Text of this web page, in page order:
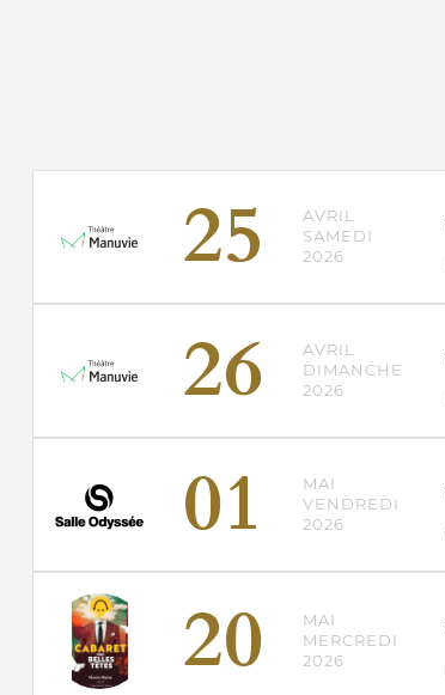
25
AVRIL
SAMEDI
2026
26
AVRIL
DIMANCHE
2026
01
MAI
VENDREDI
2026
20
MAI
MERCREDI
2026